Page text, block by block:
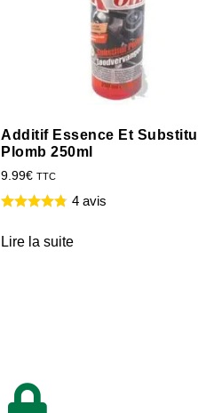
Additif Essence Et
Plomb 250ml
9.99€ TTC
4 avis
Lire la suite